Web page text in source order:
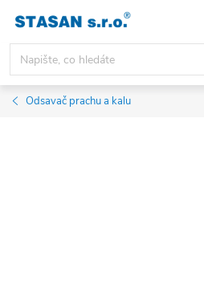
obsah
Odsavač prachu a kalu